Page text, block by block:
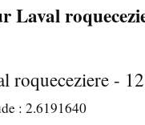
Laval
roqueceziere -
: 2.6191640